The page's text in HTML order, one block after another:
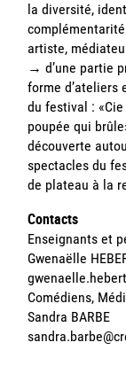
la diversité,
artiste,
→ d’une partie
forme d’ateliers
du festival :
poupée qui
découverte
spectacles du
de plateau à la
Contacts
Enseignants et
Gwenaëlle
Comédiens,
Sandra BARBE